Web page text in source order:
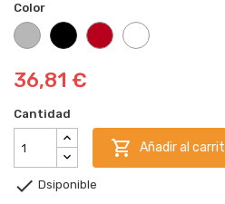
Color
Plata
NegroRojo Blanco
36,81 €
Cantidad
 Añadir al
 Dsiponible